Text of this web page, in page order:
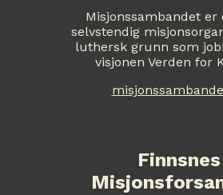
Misjonssambandet er
selvstendig
luthersk grunn som
visjonen Verden for
Finnsnes